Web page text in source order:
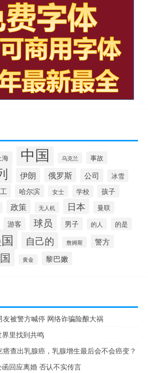
海 中国 乌克兰 事故
伊朗 俄罗斯 公司 冰雪
哈尔滨 女士 学校 孩子
政策 无人机 日本 曼联
游客 球员 男子 的人 的是
自己的 詹姆斯 警方
黄金 黎巴嫩
被警方喊停 网络诈骗险酿大祸
里找到共鸣
查出乳腺癌，乳腺增生最后会不会癌变？
回应离婚 否认不实传言